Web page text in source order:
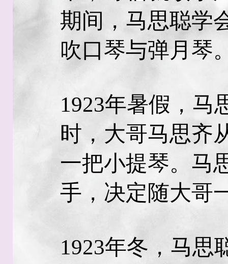
期间，马思聪学
吹口琴与弹月琴
1923年暑假，马
时，大哥马思齐
一把小提琴。马
手，决定随大哥
1923年冬，马思